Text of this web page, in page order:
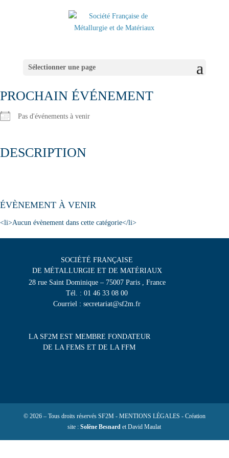
Sélectionner une page
PROCHAIN ÉVÉNEMENT
Pas d'événements à venir
DESCRIPTION
ÉVÈNEMENT À VENIR
<li>Aucun évènement dans cette catégorie</li>
SOCIÉTÉ FRANÇAISE
DE MÉTALLURGIE ET DE MATÉRIAUX
28 rue Saint Dominique – 75007 Paris , France
Tél. : 01 46 33 08 00
Courriel : secretariat@sf2m.fr
LA SF2M EST MEMBRE FONDATEUR
DE LA FEMS ET DE LA FFM
© 2026 – Tous droits réservés SF2M - MENTIONS LÉGALES - Création
site :Solène Besnard et David Maulat